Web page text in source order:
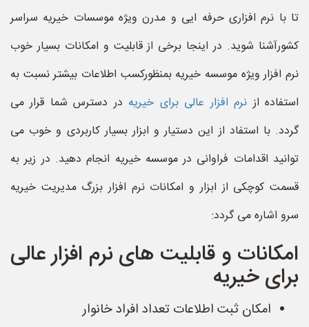
تا با نرم افزاری حرفه ایی و مدرن ویژه موسسات خیریه سراسر
کشورآشنا شوید. در اینجا برخی از قابلیت و امکانات بسیار خوب
نرم افزار ویژه موسسه خیریه بمنظورکسب اطلاعات بیشتر نسبت به
استفاده از نرم افزار عالی برای خیریه در دسترس شما قرار می
گردد. با استفاد از این دستیار و ابزار بسیار کاربردی و خوب می
توانید اقدامات فراوانی در موسسه خیریه انجام دهید. در زیر به
قسمت کوچکی از ابزار و امکانات نرم افزار بزرگ مدیریت خیریه
سرو اشاره می گردد:
امکانات و قابلیت های نرم افزار عالی
برای خیریه
امکان ثبت اطلاعات تعداد افراد خانوار